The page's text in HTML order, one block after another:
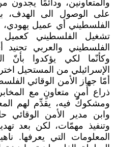
والمتعاونين، ودائمًا
على الوصول الى الهدف،
الفلسطيني أي عميل يهودي،
تشغيل الفلسطيني كعميل
الفلسطيني والعربي
وكأنّما لكي يؤكدوا بأنّ
الإسرائيلي من المستحيل
أمّا جهاز الأمن الوقائي
ذراع أَمنٍ متعاونٍ مع
ومشكوكٌ فيه، يقدِّم لهم
وابن مدير الأمن الوقائي
وتنفيذ مهمّات، لكن بعد
المعلومات التي يعرفها.